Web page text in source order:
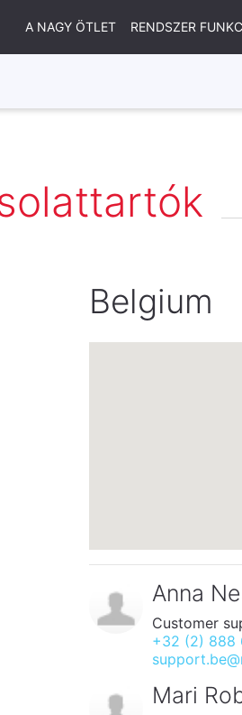
A NAGY ÖTLET RENDSZER
Belgium
Anna
Customer
+32 (2) 888
Mari